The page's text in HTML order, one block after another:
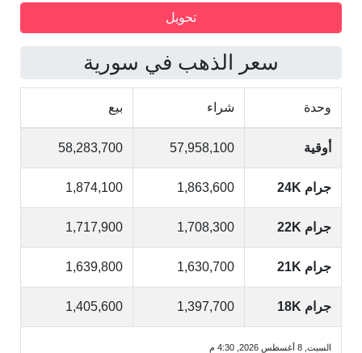
سعر الذهب في سورية
وحدة شراء بيع
أوقية 57,958,100
58,283,700
جرام 24K 1,863,600
1,874,100
جرام 22K 1,708,300
1,717,900
جرام 21K 1,630,700
1,639,800
جرام 18K 1,397,700
1,405,600
السبت, 8 أغسطس 2026, 4:30 م